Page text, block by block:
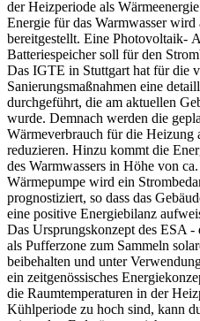
der Heizperiode als
Energie für das Warmwasser
bereitgestellt. Eine Photovoltaik-
Batteriespeicher soll für den
Das IGTE in Stuttgart hat für die
Sanierungsmaßnahmen eine
durchgeführt, die am aktuellen
wurde. Demnach werden die
Wärmeverbrauch für die
reduzieren. Hinzu kommt die
des Warmwassers in Höhe von
Wärmepumpe wird ein
prognostiziert, so dass das
eine positive Energiebilanz
Das Ursprungskonzept des ESA
als Pufferzone zum Sammeln
beibehalten und unter
ein zeitgenössisches
die Raumtemperaturen in der
Kühlperiode zu hoch sind, kann